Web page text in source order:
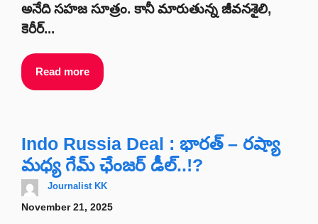
అనేది సహజ సూత్రం. కానీ మారుతున్న జీవనశైలి,
కెరీర్...
Read more
Indo Russia Deal : భారత్‌ – రష్యా
మధ్య గేమ్‌ ఛేంజర్‌ డీల్..!?
Journalist KK
November 21, 2025